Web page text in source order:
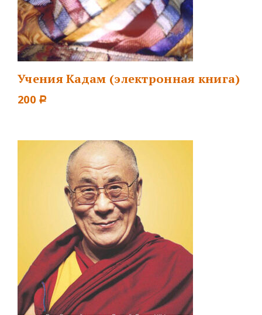
Учения Кадам (электронная книга)
200 Р